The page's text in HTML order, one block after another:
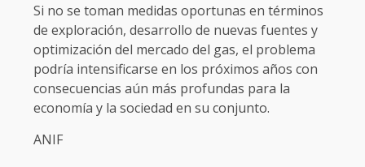
Si no se toman medidas oportunas en términos
de exploración, desarrollo de nuevas fuentes y
optimización del mercado del gas, el problema
podría intensificarse en los próximos años con
consecuencias aún más profundas para la
economía y la sociedad en su conjunto.
ANIF